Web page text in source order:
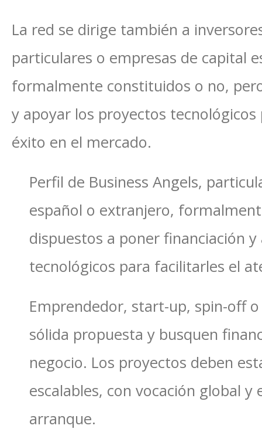
La red se dirige también a
particulares o empresas de capital
formalmente constituidos o no,
y apoyar los proyectos
éxito en el mercado.
Perfil de Business Angels,
español o extranjero,
dispuestos a poner financiación
tecnológicos para facilitarles el
Emprendedor, start-up, spin-off
sólida propuesta y busquen
negocio. Los proyectos deben
escalables, con vocación global
arranque.